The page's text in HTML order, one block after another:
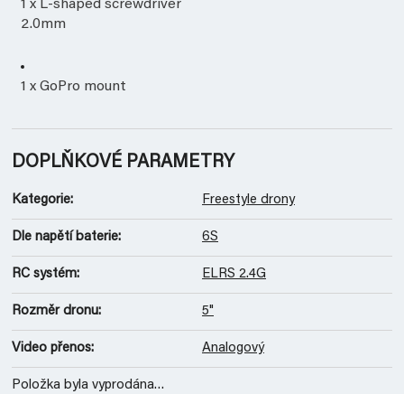
1 x L-shaped screwdriver
2.0mm
1 x GoPro mount
DOPLŇKOVÉ PARAMETRY
Kategorie: Freestyle drony
Dle napětí baterie: 6S
RC systém: ELRS 2.4G
Rozměr dronu: 5"
Video přenos: Analogový
Položka byla vyprodána…